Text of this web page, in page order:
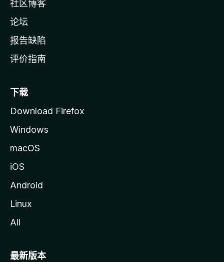
社区博客
论坛
报告缺陷
评价指南
下载
Download Firefox
Windows
macOS
iOS
Android
Linux
All
最新版本